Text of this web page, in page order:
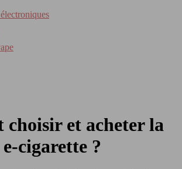
choisir et acheter la
cigarette ?